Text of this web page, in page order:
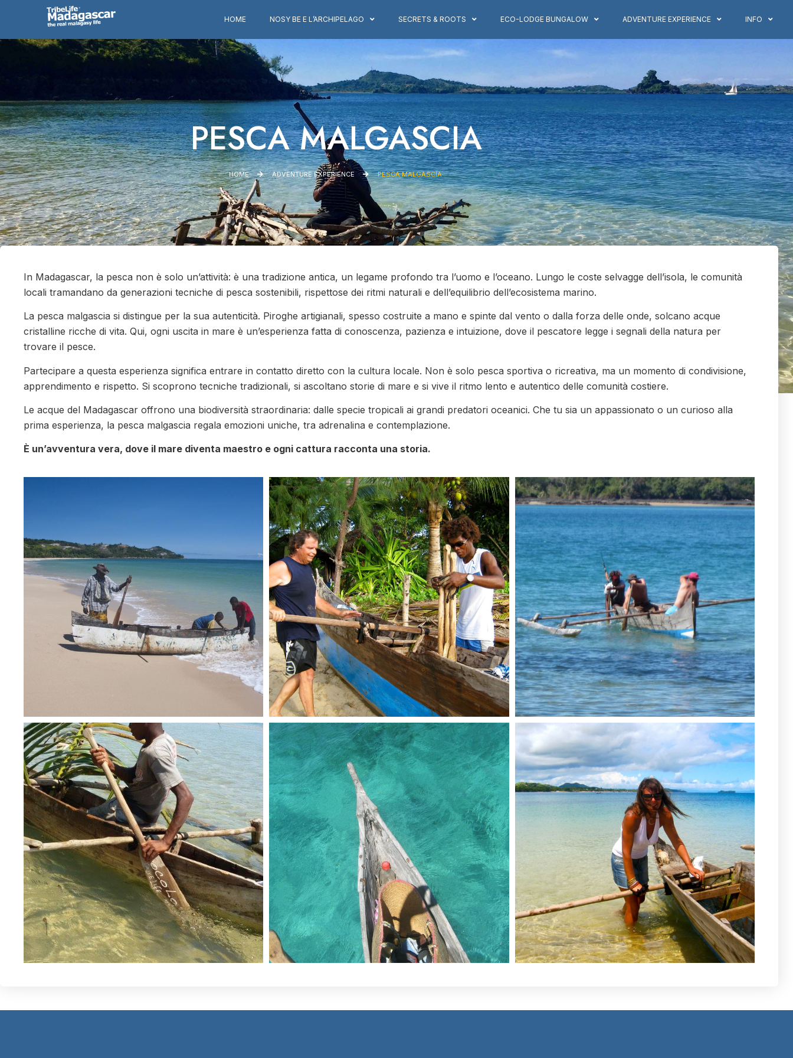
HOME NOSY BE E L’ARCHIPELAGO SECRETS & ROOTS ECO-LODGE BUNGALOW ADVENTURE EXPERIENCE INFO
PESCA MALGASCIA
HOME ADVENTURE EXPERIENCE PESCA MALGASCIA
In Madagascar, la pesca non è solo un’attività: è una tradizione antica, un legame profondo tra l’uomo e l’oceano. Lungo le coste selvagge dell’isola, le comunità
locali tramandano da generazioni tecniche di pesca sostenibili, rispettose dei ritmi naturali e dell’equilibrio dell’ecosistema marino.
La pesca malgascia si distingue per la sua autenticità. Piroghe artigianali, spesso costruite a mano e spinte dal vento o dalla forza delle onde, solcano acque
cristalline ricche di vita. Qui, ogni uscita in mare è un’esperienza fatta di conoscenza, pazienza e intuizione, dove il pescatore legge i segnali della natura per
trovare il pesce.
Partecipare a questa esperienza significa entrare in contatto diretto con la cultura locale. Non è solo pesca sportiva o ricreativa, ma un momento di condivisione,
apprendimento e rispetto. Si scoprono tecniche tradizionali, si ascoltano storie di mare e si vive il ritmo lento e autentico delle comunità costiere.
Le acque del Madagascar offrono una biodiversità straordinaria: dalle specie tropicali ai grandi predatori oceanici. Che tu sia un appassionato o un curioso alla
prima esperienza, la pesca malgascia regala emozioni uniche, tra adrenalina e contemplazione.
È un’avventura vera, dove il mare diventa maestro e ogni cattura racconta una storia.